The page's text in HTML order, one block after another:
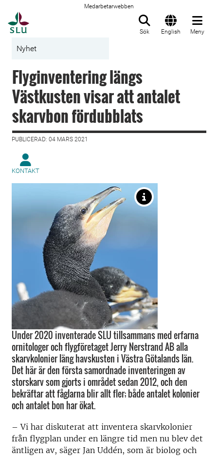
Medarbetarwebben
Sök English Meny
Nyhet
Flyginventering längs
Västkusten visar att antalet
skarvbon fördubblats
PUBLICERAD: 04 MARS 2021
KONTAKT
Under 2020 inventerade SLU tillsammans med erfarna
ornitologer och flygföretaget Jerry Nerstrand AB alla
skarvkolonier läng havskusten i Västra Götalands län.
Det här är den första samordnade inventeringen av
storskarv som gjorts i området sedan 2012, och den
bekräftar att fåglarna blir allt fler; både antalet kolonier
och antalet bon har ökat.
– Vi har diskuterat att inventera skarvkolonier
från flygplan under en längre tid men nu blev det
äntligen av, säger Jan Uddén, som är biolog och